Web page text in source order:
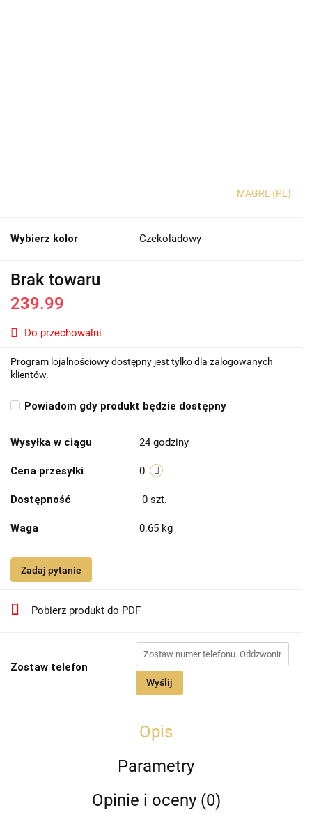
MAGRE (PL)
Wybierz kolor Czekoladowy
Brak towaru
239.99
Do przechowalni
Program lojalnościowy dostępny jest tylko dla zalogowanych
klientów.
Powiadom gdy produkt będzie dostępny
Wysyłka w ciągu 24 godziny
Cena przesyłki 0
Dostępność 0 szt.
Waga 0.65 kg
Zadaj pytanie
Pobierz produkt do PDF
Zostaw telefon
Wyślij
Opis
Parametry
Opinie i oceny (0)